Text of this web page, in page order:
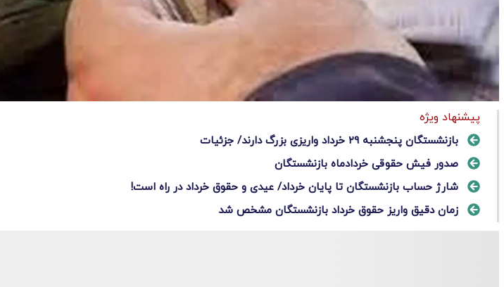
پیشنهاد ویژه
بازنشستگان پنجشنبه ۲۹ خرداد واریزی بزرگ دارند/ جزئیات
صدور فیش حقوقی خردادماه بازنشستگان
شارژ حساب بازنشستگان تا پایان خرداد/ عیدی و حقوق خرداد در راه است!
زمان دقیق واریز حقوق خرداد بازنشستگان مشخص شد